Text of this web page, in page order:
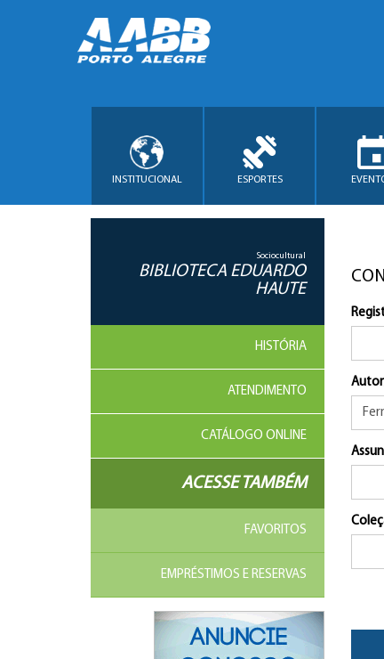
INSTITUCIONAL ESPORTES
Sociocultural
BIBLIOTECA EDUARDO
HAUTE
HISTÓRIA
ATENDIMENTO
CATÁLOGO ONLINE
ACESSE TAMBÉM
FAVORITOS
EMPRÉSTIMOS E RESERVAS